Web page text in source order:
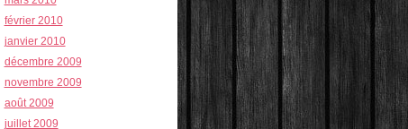
février 2010
janvier 2010
décembre 2009
novembre 2009
août 2009
juillet 2009